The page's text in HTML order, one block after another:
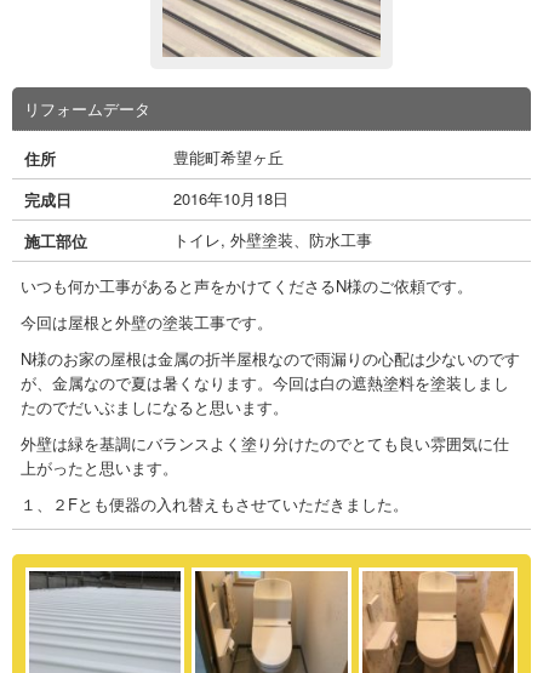
リフォームデータ
住所
豊能町希望ヶ丘
完成日
2016年10月18日
施工部位
トイレ, 外壁塗装、防水工事
いつも何か工事があると声をかけてくださるN様のご依頼です。
今回は屋根と外壁の塗装工事です。
N様のお家の屋根は金属の折半屋根なので雨漏りの心配は少ないのです
が、金属なので夏は暑くなります。今回は白の遮熱塗料を塗装しまし
たのでだいぶましになると思います。
外壁は緑を基調にバランスよく塗り分けたのでとても良い雰囲気に仕
上がったと思います。
１、２Fとも便器の入れ替えもさせていただきました。